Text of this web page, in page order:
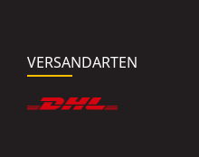
VERSANDARTEN